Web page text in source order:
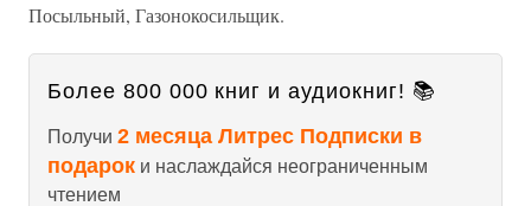
Посыльный, Газонокосильщик.
Более 800 000 книг и аудиокниг! 📚
Получи 2 месяца Литрес Подписки в
подарок и наслаждайся неограниченным
чтением